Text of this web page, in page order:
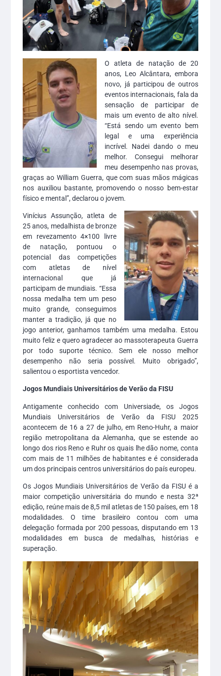
O atleta de natação de 20
anos, Leo Alcântara, embora
novo, já participou de outros
eventos internacionais, fala da
sensação de participar de
mais um evento de alto nível.
“Está sendo um evento bem
legal e uma experiência
incrível. Nadei dando o meu
melhor. Consegui melhorar
meu desempenho nas provas,
graças ao William Guerra, que com suas mãos mágicas
nos auxiliou bastante, promovendo o nosso bem-estar
físico e mental”, declarou o jovem.
Vinícius Assunção, atleta de
25 anos, medalhista de bronze
em revezamento 4×100 livre
de natação, pontuou o
potencial das competições
com atletas de nível
internacional que já
participam de mundiais. “Essa
nossa medalha tem um peso
muito grande, conseguimos
manter a tradição, já que no
jogo anterior, ganhamos também uma medalha. Estou
muito feliz e quero agradecer ao massoterapeuta Guerra
por todo suporte técnico. Sem ele nosso melhor
desempenho não seria possível. Muito obrigado”,
salientou o esportista vencedor.
Jogos Mundiais Universitários de Verão da FISU
Antigamente conhecido com Universiade, os Jogos
Mundiais Universitários de Verão da FISU 2025
acontecem de 16 a 27 de julho, em Reno-Huhr, a maior
região metropolitana da Alemanha, que se estende ao
longo dos rios Reno e Ruhr os quais lhe dão nome, conta
com mais de 11 milhões de habitantes e é considerada
um dos principais centros universitários do país europeu.
Os Jogos Mundiais Universitários de Verão da FISU é a
maior competição universitária do mundo e nesta 32ª
edição, reúne mais de 8,5 mil atletas de 150 países, em 18
modalidades. O time brasileiro contou com uma
delegação formada por 200 pessoas, disputando em 13
modalidades em busca de medalhas, histórias e
superação.